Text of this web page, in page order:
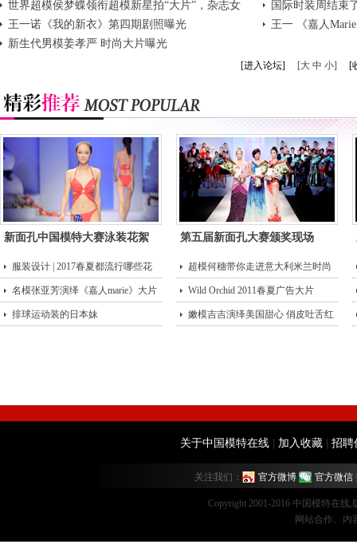
世界超模侯梦蝶领衔超模新星拍“大片”，杂志女
王魏小涵白衬衣抢镜
国际时装周结束
王一诺《我的新衣》第四期剧照曝光
王一 《嘉人
新生代男模姜孝严 时尚大片曝光
[进入论坛] [大 中 小] [
新面孔中国模特大赛泳装花絮 第五届新面孔大赛颁奖现场
服装设计 | 2017春夏都流行哪些花
型？
超模何穗带你走进意大利米兰时尚
街头
名模张亚芳演绎《嘉人marie》大片 Wild Orchid 2011春夏广告大片
排球运动装的日本妹 嫩模吉吉演绎美国甜心 俏皮吐舌红
关于中国模特在线 加入收藏 招聘
关注我们： 官方微博 官方微信
Copyright 2001-2016 中国模特在线
网站合作、内